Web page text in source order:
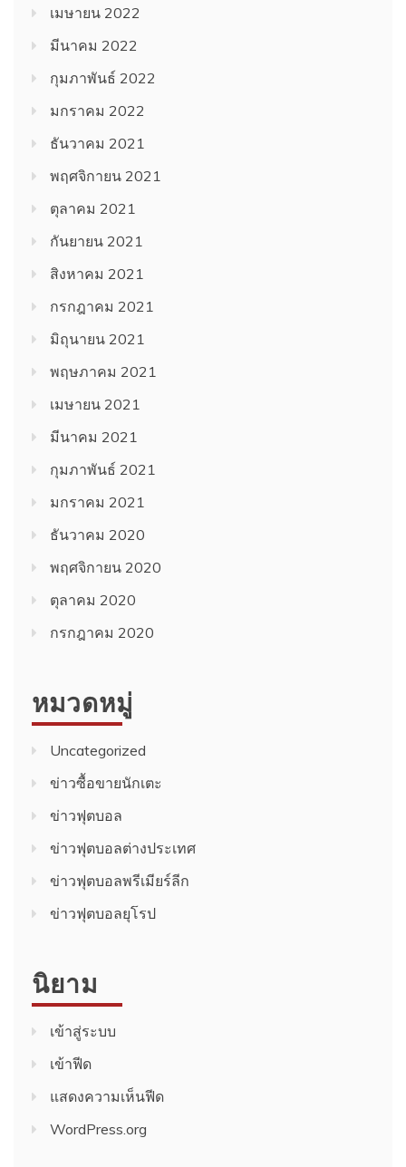
เมษายน 2022
มีนาคม 2022
กุมภาพันธ์ 2022
มกราคม 2022
ธันวาคม 2021
พฤศจิกายน 2021
ตุลาคม 2021
กันยายน 2021
สิงหาคม 2021
กรกฎาคม 2021
มิถุนายน 2021
พฤษภาคม 2021
เมษายน 2021
มีนาคม 2021
กุมภาพันธ์ 2021
มกราคม 2021
ธันวาคม 2020
พฤศจิกายน 2020
ตุลาคม 2020
กรกฎาคม 2020
หมวดหมู่
Uncategorized
ข่าวซื้อขายนักเตะ
ข่าวฟุตบอล
ข่าวฟุตบอลต่างประเทศ
ข่าวฟุตบอลพรีเมียร์ลีก
ข่าวฟุตบอลยุโรป
นิยาม
เข้าสู่ระบบ
เข้าฟีด
แสดงความเห็นฟีด
WordPress.org